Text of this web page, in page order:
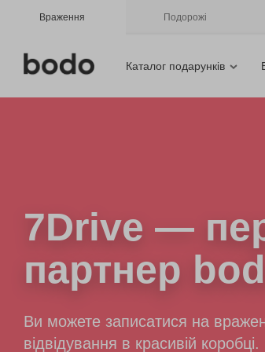
Враження Подорожі
Каталог подарунків
7Drive —
партнер
Ви можете записатися на
відвідування в красивій коробці.